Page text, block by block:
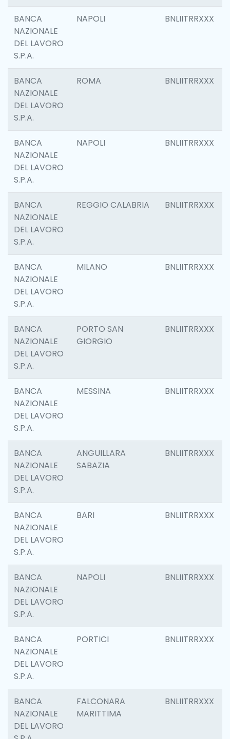
BANCA
NAZIONALE
DEL LAVORO
S.P.A.
NAPOLI BNLIITRRXXX
BANCA
NAZIONALE
DEL LAVORO
S.P.A.
ROMA BNLIITRRXXX
BANCA
NAZIONALE
DEL LAVORO
S.P.A.
NAPOLI BNLIITRRXXX
BANCA
NAZIONALE
DEL LAVORO
S.P.A.
REGGIO CALABRIA BNLIITRRXXX
BANCA
NAZIONALE
DEL LAVORO
S.P.A.
MILANO BNLIITRRXXX
BANCA
NAZIONALE
DEL LAVORO
S.P.A.
PORTO SAN
GIORGIO
BNLIITRRXXX
BANCA
NAZIONALE
DEL LAVORO
S.P.A.
MESSINA BNLIITRRXXX
BANCA
NAZIONALE
DEL LAVORO
S.P.A.
ANGUILLARA
SABAZIA
BNLIITRRXXX
BANCA
NAZIONALE
DEL LAVORO
S.P.A.
BARI BNLIITRRXXX
BANCA
NAZIONALE
DEL LAVORO
S.P.A.
NAPOLI BNLIITRRXXX
BANCA
NAZIONALE
DEL LAVORO
S.P.A.
PORTICI BNLIITRRXXX
BANCA
NAZIONALE
DEL LAVORO
FALCONARA
MARITTIMA
BNLIITRRXXX